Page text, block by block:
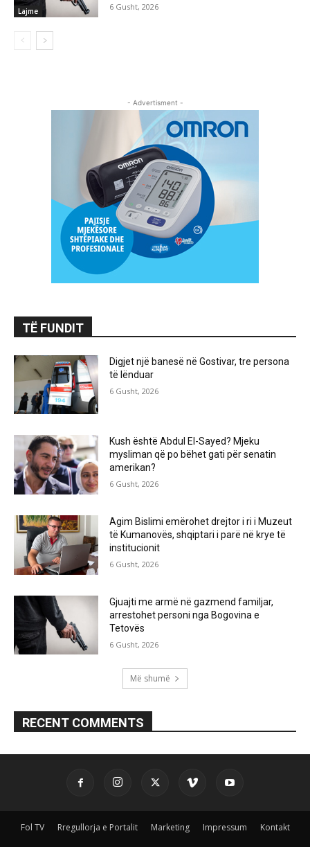
Lajme 6 Gusht, 2026
- Advertisment -
TË FUNDIT
Digjet një banesë në Gostivar, tre persona
të lënduar
6 Gusht, 2026
Kush është Abdul El-Sayed? Mjeku
mysliman që po bëhet gati për senatin
amerikan?
6 Gusht, 2026
Agim Bislimi emërohet drejtor i ri i Muzeut
të Kumanovës, shqiptari i parë në krye të
institucionit
6 Gusht, 2026
Gjuajti me armë në gazmend familjar,
arrestohet personi nga Bogovina e
Tetovës
6 Gusht, 2026
Më shumë
RECENT COMMENTS
Fol TV Rregullorja e Portalit Marketing Impressum Kontakt